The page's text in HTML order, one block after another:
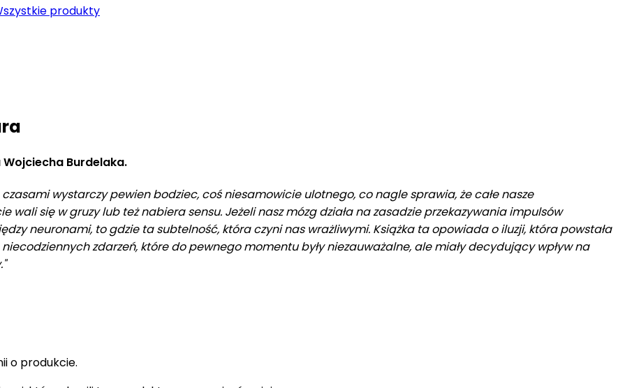
produkty
Burdelaka.
czasami wystarczy pewien bodziec, coś niesamowicie ulotnego, co nagle sprawia, że całe nasze
wali się w gruzy lub też nabiera sensu. Jeżeli nasz mózg działa na zasadzie przekazywania impulsów
neuronami, to gdzie ta subtelność, która czyni nas wrażliwymi. Książka ta opowiada o iluzji, która powstała
zdarzeń, które do pewnego momentu były niezauważalne, ale miały decydujący wpływ na
o produkcie.